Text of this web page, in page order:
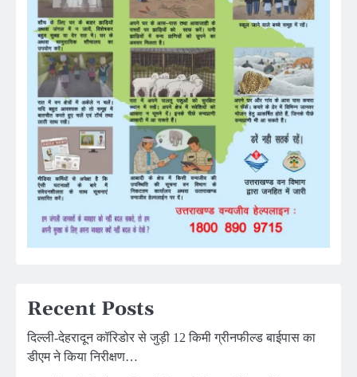
Recent Posts
दिल्ली-देहरादून कॉरिडोर से जुड़ी 12 किमी ग्रीनफील्ड बाईपास का
डीएम ने किया निरीक्षण…